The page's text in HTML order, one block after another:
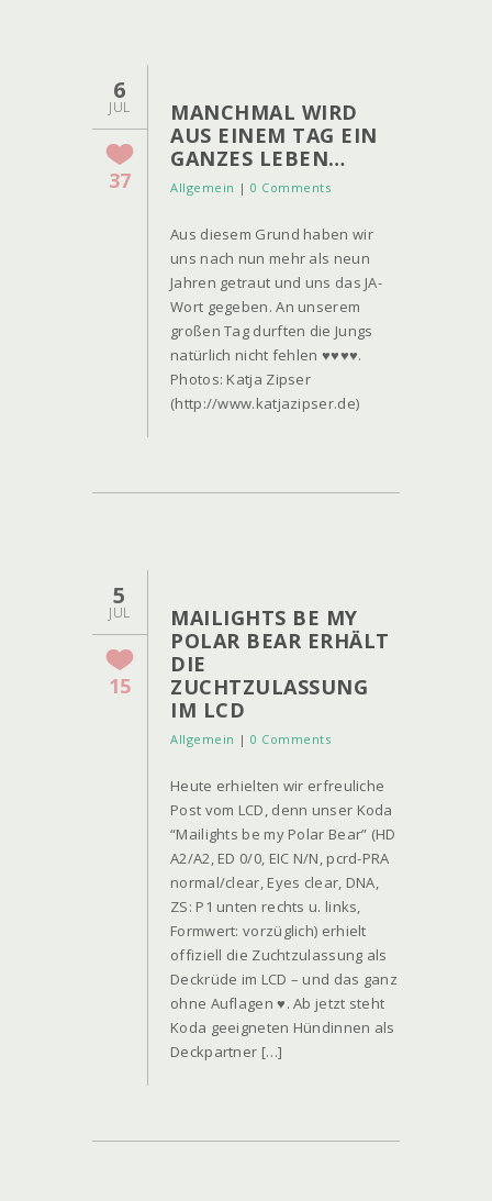
6
JUL
37
MANCHMAL WIRD
AUS EINEM TAG EIN
GANZES LEBEN…
Allgemein | 0 Comments
Aus diesem Grund haben wir
uns nach nun mehr als neun
Jahren getraut und uns das JA-
Wort gegeben. An unserem
großen Tag durften die Jungs
natürlich nicht fehlen ♥♥♥♥.
Photos: Katja Zipser
(http://www.katjazipser.de)
5
JUL
15
MAILIGHTS BE MY
POLAR BEAR ERHÄLT
DIE
ZUCHTZULASSUNG
IM LCD
Allgemein | 0 Comments
Heute erhielten wir erfreuliche
Post vom LCD, denn unser Koda
“Mailights be my Polar Bear” (HD
A2/A2, ED 0/0, EIC N/N, pcrd-PRA
normal/clear, Eyes clear, DNA,
ZS: P1 unten rechts u. links,
Formwert: vorzüglich) erhielt
offiziell die Zuchtzulassung als
Deckrüde im LCD – und das ganz
ohne Auflagen ♥. Ab jetzt steht
Koda geeigneten Hündinnen als
Deckpartner […]